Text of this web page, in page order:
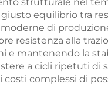
equilibrio tra
di
resistenza alla
e mantenendo la
a cicli ripetuti di
complessi di